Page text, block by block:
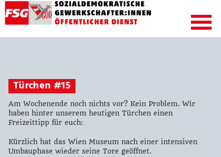
Türchen #15
Am Wochenende noch nichts vor? Kein Problem. Wir
haben hinter unserem heutigen Türchen einen
Freizeittipp für euch:
Kürzlich hat das Wien Museum nach einer intensiven
Umbauphase wieder seine Tore geöffnet.